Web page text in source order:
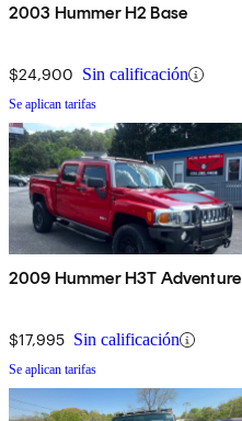
2003 Hummer H2 Base
$24,900 Sin calificación
Se aplican tarifas
2009 Hummer H3T Adventure
$17,995 Sin calificación
Se aplican tarifas